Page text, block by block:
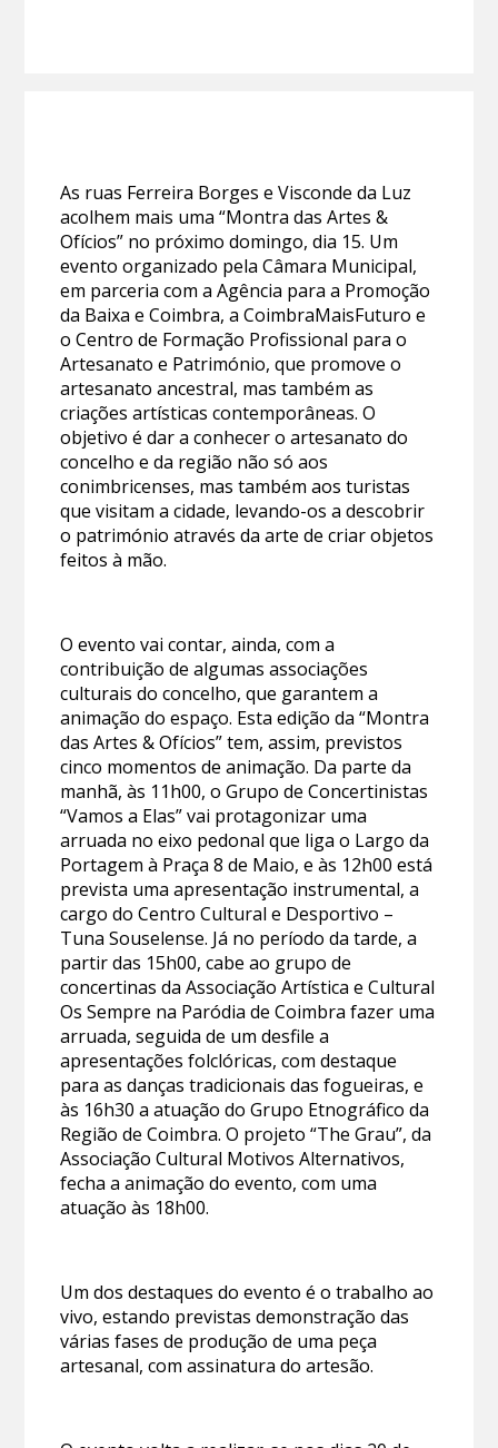
As ruas Ferreira Borges e Visconde da Luz
acolhem mais uma “Montra das Artes &
Ofícios” no próximo domingo, dia 15. Um
evento organizado pela Câmara Municipal,
em parceria com a Agência para a Promoção
da Baixa e Coimbra, a CoimbraMaisFuturo e
o Centro de Formação Profissional para o
Artesanato e Património, que promove o
artesanato ancestral, mas também as
criações artísticas contemporâneas. O
objetivo é dar a conhecer o artesanato do
concelho e da região não só aos
conimbricenses, mas também aos turistas
que visitam a cidade, levando-os a descobrir
o património através da arte de criar objetos
feitos à mão.
O evento vai contar, ainda, com a
contribuição de algumas associações
culturais do concelho, que garantem a
animação do espaço. Esta edição da “Montra
das Artes & Ofícios” tem, assim, previstos
cinco momentos de animação. Da parte da
manhã, às 11h00, o Grupo de Concertinistas
“Vamos a Elas” vai protagonizar uma
arruada no eixo pedonal que liga o Largo da
Portagem à Praça 8 de Maio, e às 12h00 está
prevista uma apresentação instrumental, a
cargo do Centro Cultural e Desportivo –
Tuna Souselense. Já no período da tarde, a
partir das 15h00, cabe ao grupo de
concertinas da Associação Artística e Cultural
Os Sempre na Paródia de Coimbra fazer uma
arruada, seguida de um desfile a
apresentações folclóricas, com destaque
para as danças tradicionais das fogueiras, e
às 16h30 a atuação do Grupo Etnográfico da
Região de Coimbra. O projeto “The Grau”, da
Associação Cultural Motivos Alternativos,
fecha a animação do evento, com uma
atuação às 18h00.
Um dos destaques do evento é o trabalho ao
vivo, estando previstas demonstração das
várias fases de produção de uma peça
artesanal, com assinatura do artesão.